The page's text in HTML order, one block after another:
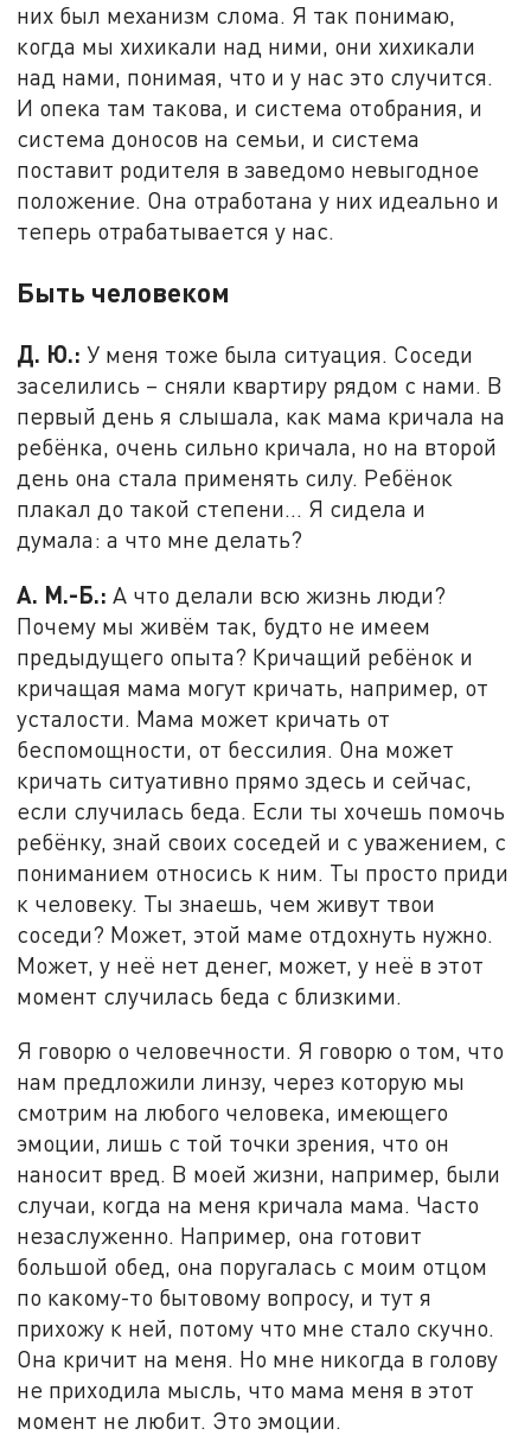
них был механизм слома. Я так понимаю,
когда мы хихикали над ними, они хихикали
над нами, понимая, что и у нас это случится.
И опека там такова, и система отобрания, и
система доносов на семьи, и система
поставит родителя в заведомо невыгодное
положение. Она отработана у них идеально и
теперь отрабатывается у нас.
Быть человеком
Д. Ю.: У меня тоже была ситуация. Соседи
заселились – сняли квартиру рядом с нами. В
первый день я слышала, как мама кричала на
ребёнка, очень сильно кричала, но на второй
день она стала применять силу. Ребёнок
плакал до такой степени... Я сидела и
думала: а что мне делать?
А. М.-Б.: А что делали всю жизнь люди?
Почему мы живём так, будто не имеем
предыдущего опыта? Кричащий ребёнок и
кричащая мама могут кричать, например, от
усталости. Мама может кричать от
беспомощности, от бессилия. Она может
кричать ситуативно прямо здесь и сейчас,
если случилась беда. Если ты хочешь помочь
ребёнку, знай своих соседей и с уважением, с
пониманием относись к ним. Ты просто приди
к человеку. Ты знаешь, чем живут твои
соседи? Может, этой маме отдохнуть нужно.
Может, у неё нет денег, может, у неё в этот
момент случилась беда с близкими.
Я говорю о человечности. Я говорю о том, что
нам предложили линзу, через которую мы
смотрим на любого человека, имеющего
эмоции, лишь с той точки зрения, что он
наносит вред. В моей жизни, например, были
случаи, когда на меня кричала мама. Часто
незаслуженно. Например, она готовит
большой обед, она поругалась с моим отцом
по какому-то бытовому вопросу, и тут я
прихожу к ней, потому что мне стало скучно.
Она кричит на меня. Но мне никогда в голову
не приходила мысль, что мама меня в этот
момент не любит. Это эмоции.